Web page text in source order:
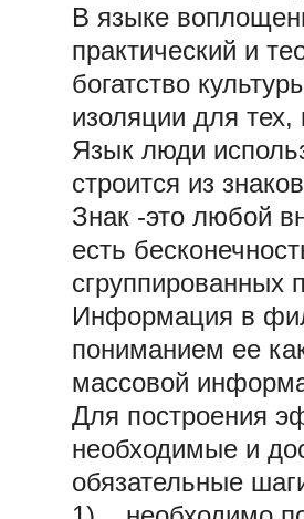
В языке
практический и
богатство
изоляции для тех,
Язык люди
строится из
Знак -это любой
есть
сгруппированных
Информация в
пониманием ее
массовой
Для построения
необходимые и
обязательные